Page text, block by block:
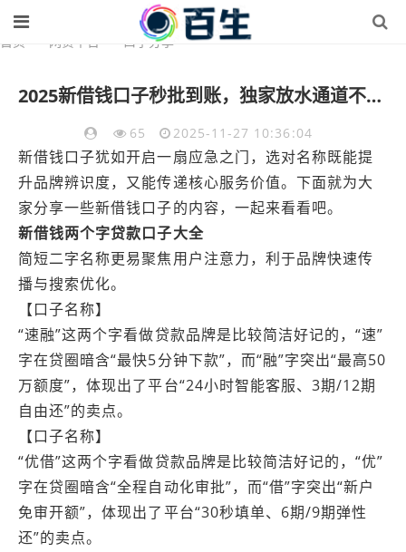
首页 网贷平台 口子分享
2025新借钱口子秒批到账，独家放水通道不看征信大数据
65 2025-11-27 10:36:04
新借钱口子犹如开启一扇应急之门，选对名称既能提
升品牌辨识度，又能传递核心服务价值。下面就为大
家分享一些新借钱口子的内容，一起来看看吧。
新借钱两个字贷款口子大全
简短二字名称更易聚焦用户注意力，利于品牌快速传
播与搜索优化。
【口子名称】
“速融”这两个字看做贷款品牌是比较简洁好记的，“速”
字在贷圈暗含“最快5分钟下款”，而“融”字突出“最高50
万额度”，体现出了平台“24小时智能客服、3期/12期
自由还”的卖点。
【口子名称】
“优借”这两个字看做贷款品牌是比较简洁好记的，“优”
字在贷圈暗含“全程自动化审批”，而“借”字突出“新户
免审开额”，体现出了平台“30秒填单、6期/9期弹性
还”的卖点。